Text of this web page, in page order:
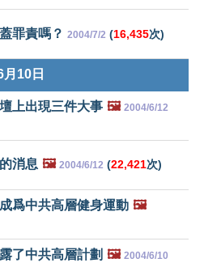
罪責嗎？ 2004/7/2 (16,435次)
10日
上出現三件大事 🖼️ 2004/6/12
消息 🖼️ 2004/6/12 (22,421次)
爲中共高層健身運動 🖼️
了中共高層計劃 🖼️ 2004/6/10